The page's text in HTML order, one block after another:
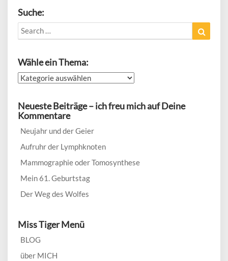
Suche:
Search
for:
Wähle ein Thema:
Wähle
Neueste Beiträge – ich freu mich auf Deine
Kommentare
Neujahr und der Geier
Aufruhr der Lymphknoten
Mammographie oder Tomosynthese
Mein 61. Geburtstag
Der Weg des Wolfes
Miss Tiger Menü
BLOG
über MICH